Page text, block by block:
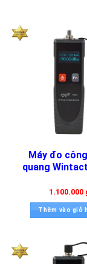
Máy đo
quang
1.100.000
Thêm vào giỏ